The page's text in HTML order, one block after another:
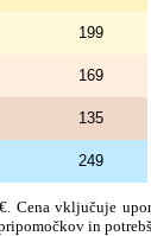
199
169
135
249
Cena vključuje
in